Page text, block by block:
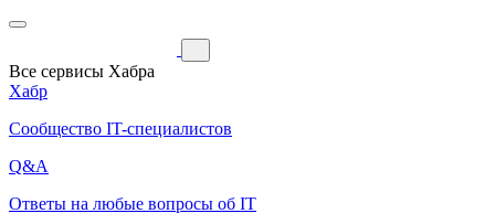
Все сервисы Хабра
Хабр
Сообщество IT-специалистов
Q&A
Ответы на любые вопросы об IT